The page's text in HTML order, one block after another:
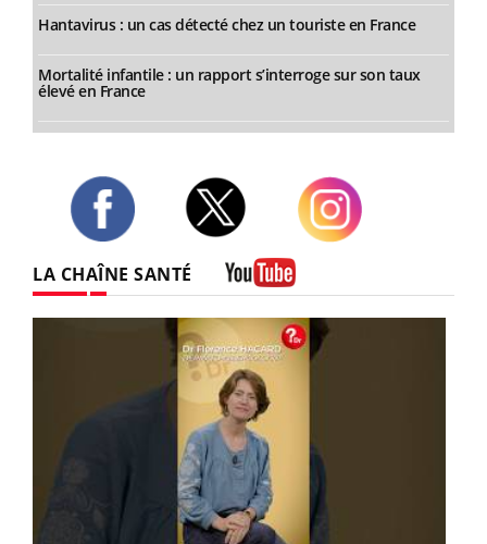
Hantavirus : un cas détecté chez un touriste en France
Mortalité infantile : un rapport s’interroge sur son taux
élevé en France
LA CHAÎNE SANTÉ